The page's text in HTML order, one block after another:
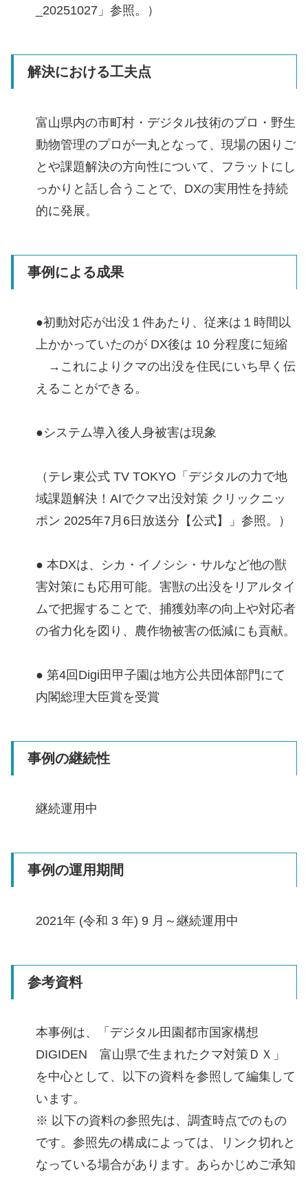
_20251027」参照。）
解決における工夫点
富⼭県内の市町村・デジタル技術のプロ・野⽣
動物管理のプロが⼀丸となって、現場の困りご
とや課題解決の⽅向性について、フラットにし
っかりと話し合うことで、DXの実⽤性を持続
的に発展。
事例による成果
●初動対応が出没１件あたり、従来は１時間以
上かかっていたのが DX後は 10 分程度に短縮
→これによりクマの出没を住民にいち早く伝
えることができる。
●システム導入後人身被害は現象
（テレ東公式 TV TOKYO「デジタルの力で地
域課題解決！AIでクマ出没対策 クリックニッ
ポン 2025年7月6日放送分【公式】」参照。）
● 本DXは、シカ・イノシシ・サルなど他の獣
害対策にも応⽤可能。害獣の出没をリアルタイ
ムで把握することで、捕獲効率の向上や対応者
の省⼒化を図り、農作物被害の低減にも貢献。
● 第4回Digi田甲子園は地方公共団体部門にて
内閣総理大臣賞を受賞
事例の継続性
継続運用中
事例の運用期間
2021年 (令和 3 年) 9 月～継続運用中
参考資料
本事例は、「デジタル田園都市国家構想
DIGIDEN 富山県で生まれたクマ対策ＤＸ」
を中心として、以下の資料を参照して編集して
います。
※ 以下の資料の参照先は、調査時点でのもの
です。参照先の構成によっては、リンク切れと
なっている場合があります。あらかじめご承知